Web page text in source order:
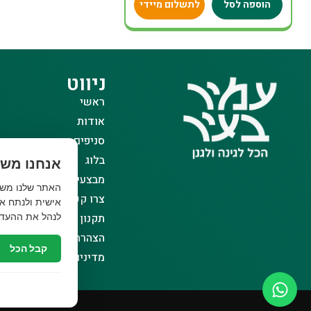
הוספה לסל לתשלום מיידי
ניווט
ראשי
אודות
סניפים
בלוג
מבצעים
צרו קשר
תקנון אתר
הצהרת נגישות
מדיניות פרטיות
אנחנו
אישית ולנתח
לנהל את
קבל הכל